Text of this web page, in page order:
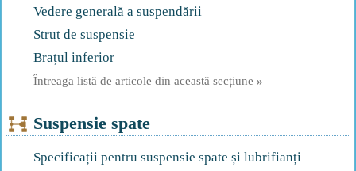
Vedere generală a suspendării
Strut de suspensie
Brațul inferior
Întreaga listă de articole din această secțiune »
Suspensie spate
Specificații pentru suspensie spate și lubrifianți